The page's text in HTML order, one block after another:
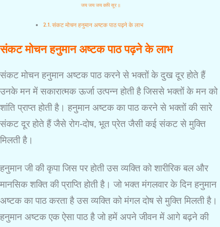
जय जय जय कपि सूर ॥
संकट मोचन हनुमान अष्टक पाठ पढ़ने के लाभ
संकट मोचन हनुमान अष्टक पाठ पढ़ने के लाभ
संकट मोचन हनुमान अष्टक पाठ करने से भक्तों के दुख दूर होते हैं
उनके मन में सकारात्मक ऊर्जा उत्पन्न होती है जिससे भक्तों के मन को
शांति प्राप्त होती है। हनुमान अष्टक का पाठ करने से भक्तों की सारे
संकट दूर होते हैं जैसे रोग-दोष, भूत प्रेत जैसी कई संकट से मुक्ति
मिलती है।
हनुमान जी की कृपा जिस पर होती उस व्यक्ति को शारीरिक बल और
मानसिक शक्ति की प्राप्ति होती है। जो भक्त मंगलवार के दिन हनुमान
अष्टक का पाठ करता है उस व्यक्ति को मंगल दोष से मुक्ति मिलती है।
हनुमान अष्टक एक ऐसा पाठ है जो हमें अपने जीवन में आगे बढ़ने की